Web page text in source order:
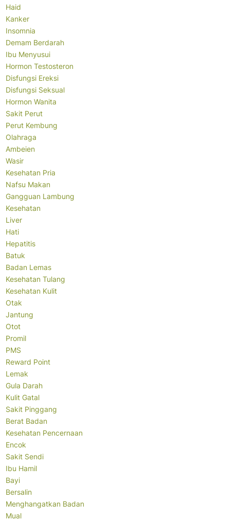
Haid
Kanker
Insomnia
Demam Berdarah
Ibu Menyusui
Hormon Testosteron
Disfungsi Ereksi
Disfungsi Seksual
Hormon Wanita
Sakit Perut
Perut Kembung
Olahraga
Ambeien
Wasir
Kesehatan Pria
Nafsu Makan
Gangguan Lambung
Kesehatan
Liver
Hati
Hepatitis
Batuk
Badan Lemas
Kesehatan Tulang
Kesehatan Kulit
Otak
Jantung
Otot
Promil
PMS
Reward Point
Lemak
Gula Darah
Kulit Gatal
Sakit Pinggang
Berat Badan
Kesehatan Pencernaan
Encok
Sakit Sendi
Ibu Hamil
Bayi
Bersalin
Menghangatkan Badan
Mual